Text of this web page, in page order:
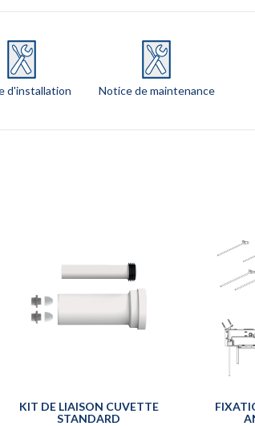
d'installation Notice de maintenance
KIT DE LIAISON CUVETTE
STANDARD